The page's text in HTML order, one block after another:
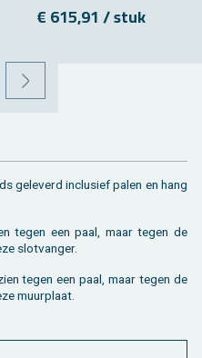
€ 615,91 / stuk
VOLGENDE
ge­le­verd in­clu­sief palen en hang
tegen een paal, maar tegen de
slot­van­ger.
tegen een paal, maar tegen de
muur­plaat.